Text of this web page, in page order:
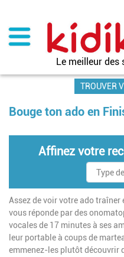
contenu
principal
Le meilleur des
TROUVER
Bouge ton ado en
Affinez votre
Assez de voir votre ado traîner
vous réponde par des
vocales de 17 minutes à ses
leur portable à coups de
emmenez-les plutôt découvrir